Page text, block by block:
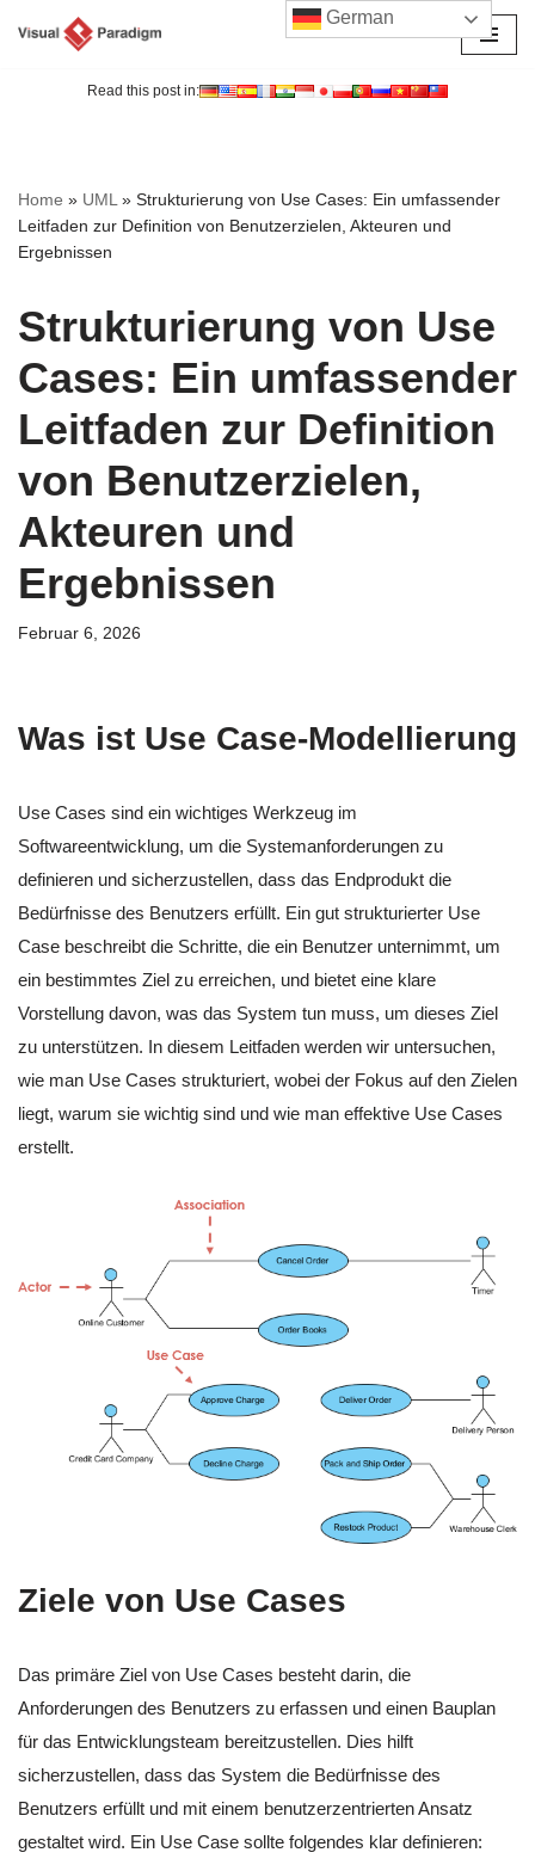
Read this post in:
Home » UML» Strukturierung von Use Cases: Ein umfassender
Leitfaden zur Definition von Benutzerzielen, Akteuren und
Ergebnissen
Strukturierung von Use
Cases: Ein umfassender
Leitfaden zur Definition
von Benutzerzielen,
Akteuren und
Ergebnissen
Februar 6, 2026
Was ist Use Case-Modellierung
Use Cases sind ein wichtiges Werkzeug im
Softwareentwicklung, um die Systemanforderungen zu
definieren und sicherzustellen, dass das Endprodukt die
Bedürfnisse des Benutzers erfüllt. Ein gut strukturierter Use
Case beschreibt die Schritte, die ein Benutzer unternimmt, um
ein bestimmtes Ziel zu erreichen, und bietet eine klare
Vorstellung davon, was das System tun muss, um dieses Ziel
zu unterstützen. In diesem Leitfaden werden wir untersuchen,
wie man Use Cases strukturiert, wobei der Fokus auf den Zielen
liegt, warum sie wichtig sind und wie man effektive Use Cases
erstellt.
Ziele von Use Cases
Das primäre Ziel von Use Cases besteht darin, die
Anforderungen des Benutzers zu erfassen und einen Bauplan
für das Entwicklungsteam bereitzustellen. Dies hilft
sicherzustellen, dass das System die Bedürfnisse des
Benutzers erfüllt und mit einem benutzerzentrierten Ansatz
gestaltet wird. Ein Use Case sollte folgendes klar definieren:
German